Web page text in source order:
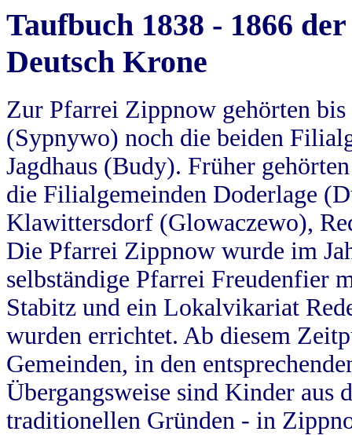
Taufbuch 1838 - 1866
Deutsch Krone
Zur Pfarrei Zippnow gehörten
(Sypnywo) noch die beiden
Jagdhaus (Budy). Früher
die Filialgemeinden Doderlage
Klawittersdorf (Glowaczewo),
Die Pfarrei Zippnow wurde im
selbständige Pfarrei Freudenfier
Stabitz und ein Lokalvikariat
wurden errichtet. Ab diesem
Gemeinden, in den
Übergangsweise sind Kinder aus
traditionellen Gründen - in